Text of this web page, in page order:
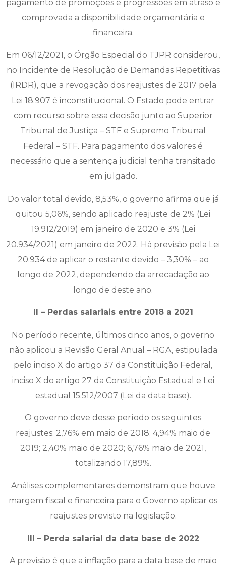
pagamento de promoções e progressões em atraso e
comprovada a disponibilidade orçamentária e
financeira.
Em 06/12/2021, o Órgão Especial do TJPR considerou,
no Incidente de Resolução de Demandas Repetitivas
(IRDR), que a revogação dos reajustes de 2017 pela
Lei 18.907 é inconstitucional. O Estado pode entrar
com recurso sobre essa decisão junto ao Superior
Tribunal de Justiça – STF e Supremo Tribunal
Federal – STF. Para pagamento dos valores é
necessário que a sentença judicial tenha transitado
em julgado.
Do valor total devido, 8,53%, o governo afirma que já
quitou 5,06%, sendo aplicado reajuste de 2% (Lei
19.912/2019) em janeiro de 2020 e 3% (Lei
20.934/2021) em janeiro de 2022. Há previsão pela Lei
20.934 de aplicar o restante devido – 3,30% – ao
longo de 2022, dependendo da arrecadação ao
longo de deste ano.
II – Perdas salariais entre 2018 a 2021
No período recente, últimos cinco anos, o governo
não aplicou a Revisão Geral Anual – RGA, estipulada
pelo inciso X do artigo 37 da Constituição Federal,
inciso X do artigo 27 da Constituição Estadual e Lei
estadual 15.512/2007 (Lei da data base).
O governo deve desse período os seguintes
reajustes: 2,76% em maio de 2018; 4,94% maio de
2019; 2,40% maio de 2020; 6,76% maio de 2021,
totalizando 17,89%.
Análises complementares demonstram que houve
margem fiscal e financeira para o Governo aplicar os
reajustes previsto na legislação.
III – Perda salarial da data base de 2022
A previsão é que a inflação para a data base de maio